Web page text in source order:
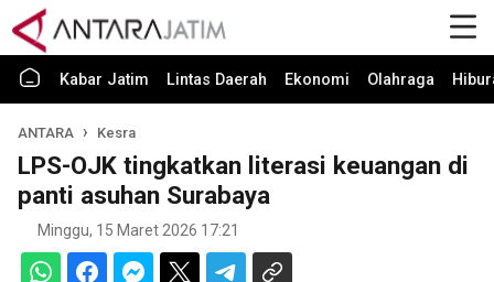
Kabar Jatim Lintas Daerah Ekonomi Olahraga
ANTARA Kesra
LPS-OJK tingkatkan literasi keuangan di
panti asuhan Surabaya
Minggu, 15 Maret 2026 17:21